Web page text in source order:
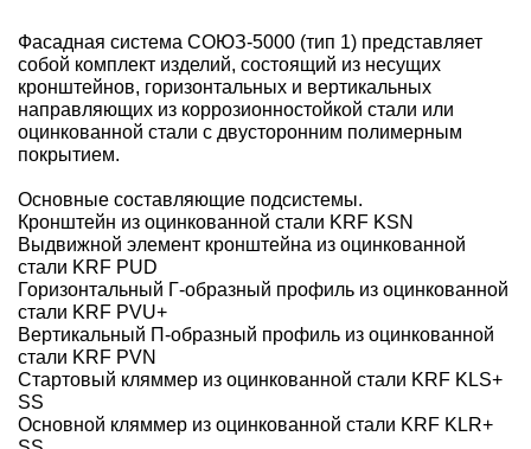
Фасадная система СОЮЗ-5000 (тип 1) представляет
собой комплект изделий, состоящий из несущих
кронштейнов, горизонтальных и вертикальных
направляющих из коррозионностойкой стали или
оцинкованной стали с двусторонним полимерным
покрытием.
Основные составляющие подсистемы.
Кронштейн из оцинкованной стали KRF KSN
Выдвижной элемент кронштейна из оцинкованной
стали KRF PUD
Горизонтальный Г-образный профиль из оцинкованной
стали KRF PVU+
Вертикальный П-образный профиль из оцинкованной
стали KRF PVN
Стартовый кляммер из оцинкованной стали KRF KLS+
SS
Основной кляммер из оцинкованной стали KRF KLR+